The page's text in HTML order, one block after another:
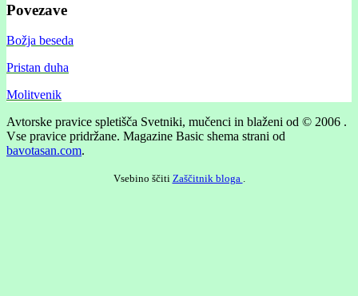
Povezave
Božja beseda
Pristan duha
Molitvenik
Avtorske pravice spletišča Svetniki, mučenci in blaženi od © 2006 .
Vse pravice pridržane. Magazine Basic shema strani od
bavotasan.com.
Vsebino ščiti Zaščitnik bloga .